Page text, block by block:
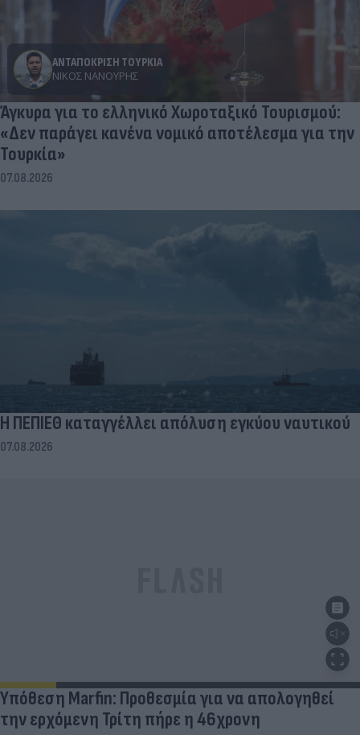
ΑΝΤΑΠΟΚΡΙΣΗ ΤΟΥΡΚΙΑ
ΝΊΚΟΣ ΝΑΝΟΎΡΗΣ
Άγκυρα για το ελληνικό Χωροταξικό Τουρισμού:
«Δεν παράγει κανένα νομικό αποτέλεσμα για την
Τουρκία»
07.08.2026
Η ΠΕΠΙΕΘ καταγγέλλει απόλυση εγκύου ναυτικού
07.08.2026
Υπόθεση Marfin: Προθεσμία για να απολογηθεί
την ερχόμενη Τρίτη πήρε η 46χρονη